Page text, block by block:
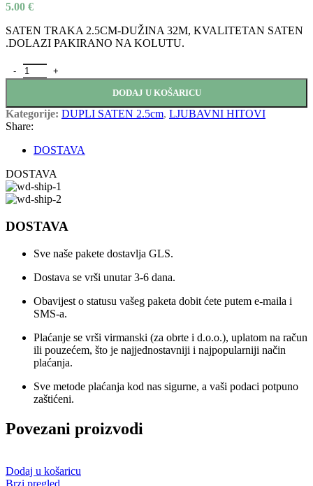
5.00 €
SATEN TRAKA 2.5CM-DUŽINA 32M, KVALITETAN SATEN
.DOLAZI PAKIRANO NA KOLUTU.
SATEN TRAKA 2.5CM-32M količina
DODAJ U KOŠARICU
Kategorije: DUPLI SATEN 2.5cm, LJUBAVNI HITOVI
Share:
DOSTAVA
DOSTAVA
DOSTAVA
Sve naše pakete dostavlja GLS.
Dostava se vrši unutar 3-6 dana.
Obavijest o statusu vašeg paketa dobit ćete putem e-maila i
SMS-a.
Plaćanje se vrši virmanski (za obrte i d.o.o.), uplatom na račun
ili pouzećem, što je najjednostavniji i najpopularniji način
plaćanja.
Sve metode plaćanja kod nas sigurne, a vaši podaci potpuno
zaštićeni.
Povezani proizvodi
Dodaj u košaricu
Brzi pregled